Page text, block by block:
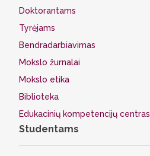
Doktorantams
Tyrėjams
Bendradarbiavimas
Mokslo žurnalai
Mokslo etika
Biblioteka
Edukacinių kompetencijų centras
Studentams